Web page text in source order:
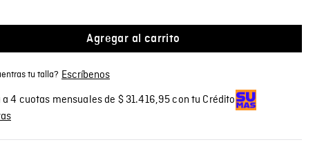
Agregar al carrito
tu talla? Escríbenos
a 4 cuotas mensuales de $ 31.416,95 con tu Crédito